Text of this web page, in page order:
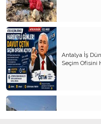
Bahçeli siyasetin
Artık yeter!.. Başka
Milli Eğitim
Liyakatın Gözyaşları!..
Milletin gerçek vekili
Bungalov Turizmini
Antalya İş
Seçim Ofisini